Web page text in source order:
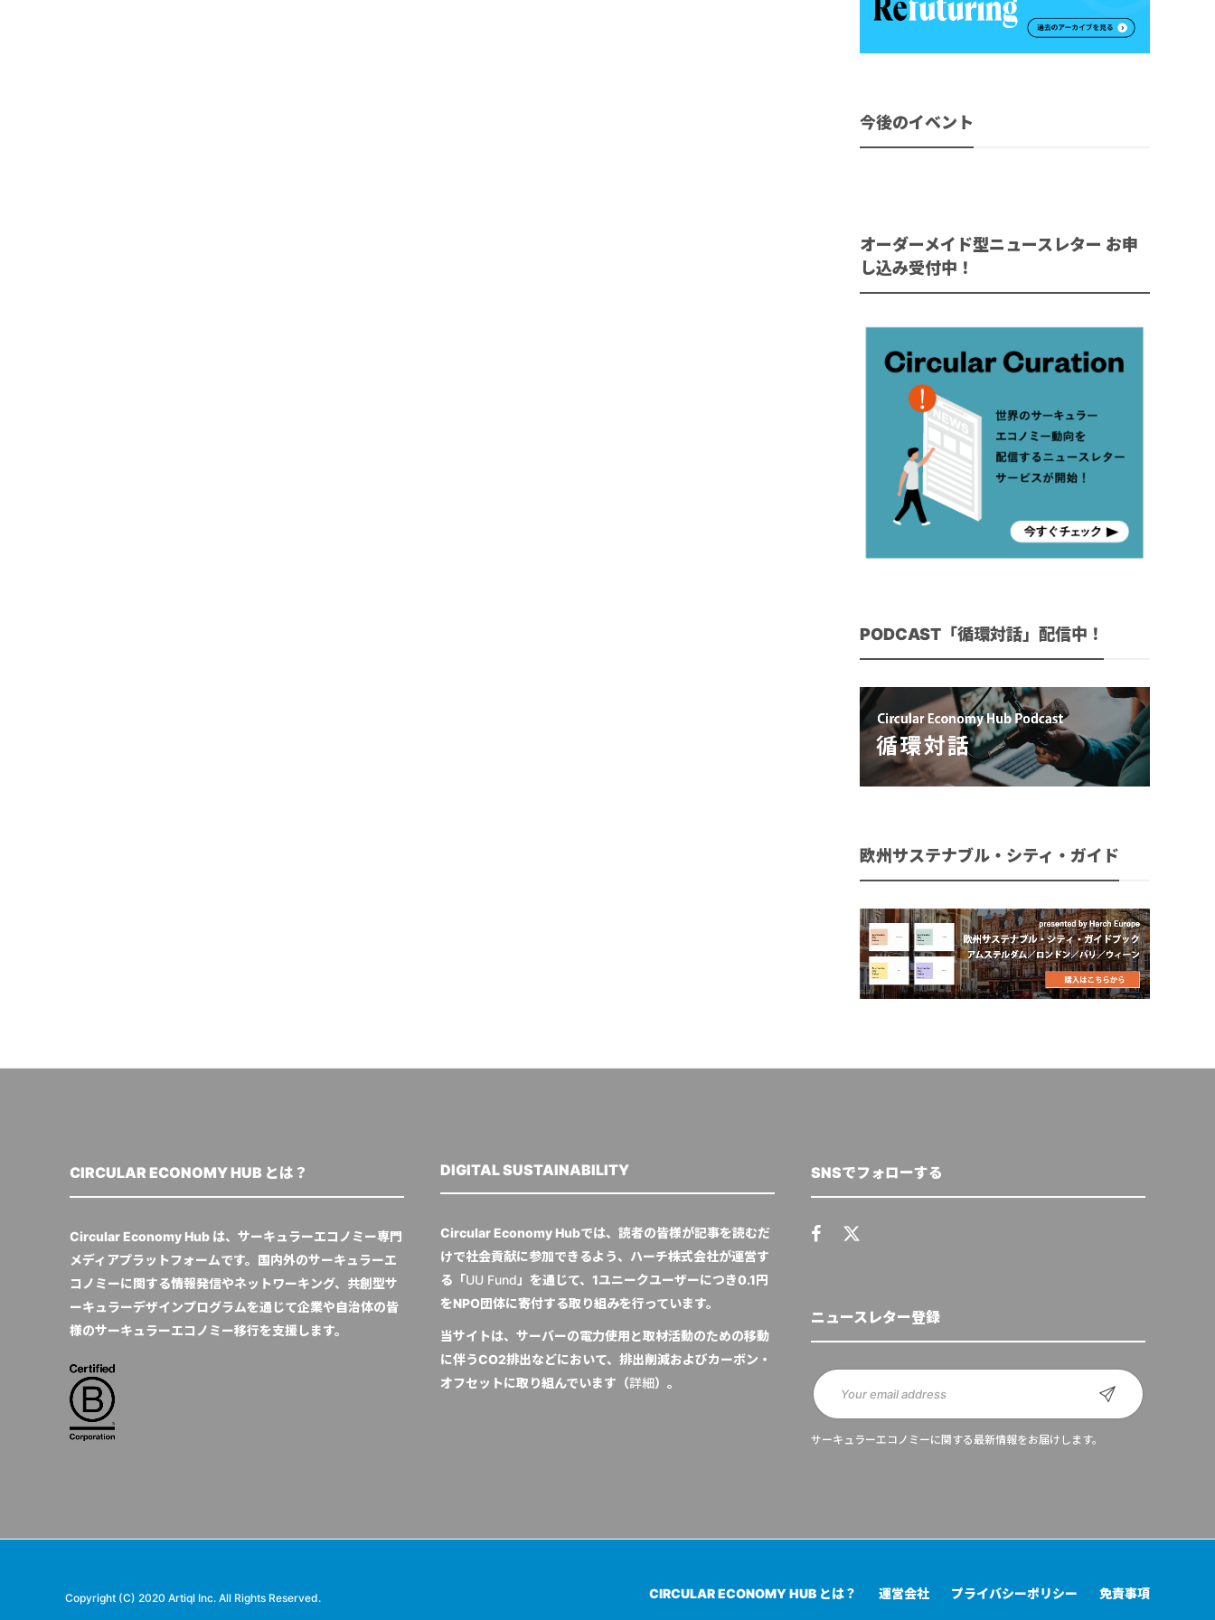
今後のイベント
オーダーメイド型ニュースレター お申
し込み受付中！
PODCAST「循環対話」配信中！
欧州サステナブル・シティ・ガイド
CIRCULAR ECONOMY HUB とは？
Circular Economy Hub は、サーキュラーエコノミー専門
メディアプラットフォームです。国内外のサーキュラーエ
コノミーに関する情報発信やネットワーキング、共創型サ
ーキュラーデザインプログラムを通じて企業や自治体の皆
様のサーキュラーエコノミー移行を支援します。
DIGITAL SUSTAINABILITY
Circular Economy Hubでは、読者の皆様が記事を読むだ
けで社会貢献に参加できるよう、ハーチ株式会社が運営す
る「UU Fund」を通じて、1ユニークユーザーにつき0.1円
をNPO団体に寄付する取り組みを行っています。
当サイトは、サーバーの電力使用と取材活動のための移動
に伴うCO2排出などにおいて、排出削減およびカーボン・
オフセットに取り組んでいます（詳細）。
SNSでフォローする
ニュースレター登録
サーキュラーエコノミーに関する最新情報をお届けします。
Copyright (C) 2020 Artiql Inc. All Rights Reserved. CIRCULAR ECONOMY HUB とは？ 運営会社 プライバシーポリシー 免責事項